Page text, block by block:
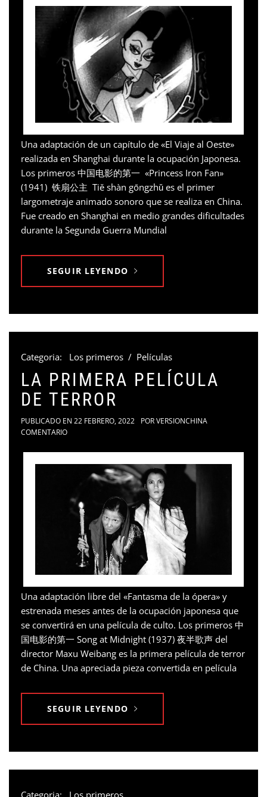
Una adaptación de un capítulo de «El Viaje al Oeste»
realizada en Shanghai durante la ocupación Japonesa.
Los primeros 中国电影的第一 «Princess Iron Fan»
(1941) 铁扇公主 Tiě shàn gōngzhǔ es el primer
largometraje animado sonoro que se realiza en China.
Fue creado en Shanghai en medio grandes dificultades
durante la Segunda Guerra Mundial
SEGUIR LEYENDO
Categoria: Los primeros / Películas
LA PRIMERA PELÍCULA
DE TERROR
PUBLICADO EN 22 FEBRERO, 2022 PORVERSIONCHINA
COMENTARIO
Una adaptación libre del «Fantasma de la ópera» y
estrenada meses antes de la ocupación japonesa que
se convertirá en una película de culto. Los primeros 中
国电影的第一 Song at Midnight (1937) 夜半歌声 del
director Maxu Weibang es la primera película de terror
de China. Una apreciada pieza convertida en película
SEGUIR LEYENDO
Categoria: Los primeros